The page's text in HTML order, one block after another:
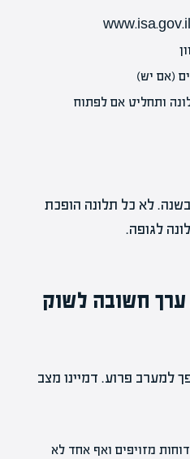
www.isa.gov.il
(אם יש)
ותחליט אם לפתוח
לא כל תלונה הופכת
לגופה.
ערך חשובה לשוק
למערב פרוע. דמיינו מצב
מזויפים ואף אחד לא